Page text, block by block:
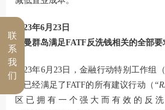
2023年6月23日
开曼群岛满足FATF反洗钱相关的全部要
2023年6月23日，金融行动特别工作组（
岛已经满足了FATF的所有建议行动（
区已拥有一个强大而有效的反
联
系
我
们